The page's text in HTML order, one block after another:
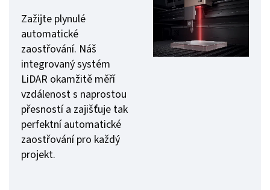
Zažijte plynulé
automatické
zaostřování. Náš
integrovaný systém
LiDAR okamžitě měří
vzdálenost s naprostou
přesností a zajišťuje tak
perfektní automatické
zaostřování pro každý
projekt.